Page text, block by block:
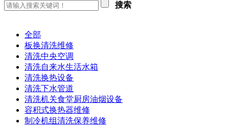
搜索
全部
板换清洗维修
清洗中央空调
清洗自来水生活水箱
清洗换热设备
清洗下水管道
清洗机关食堂厨房油烟设备
容积式换热器维修
制冷机组清洗保养维修